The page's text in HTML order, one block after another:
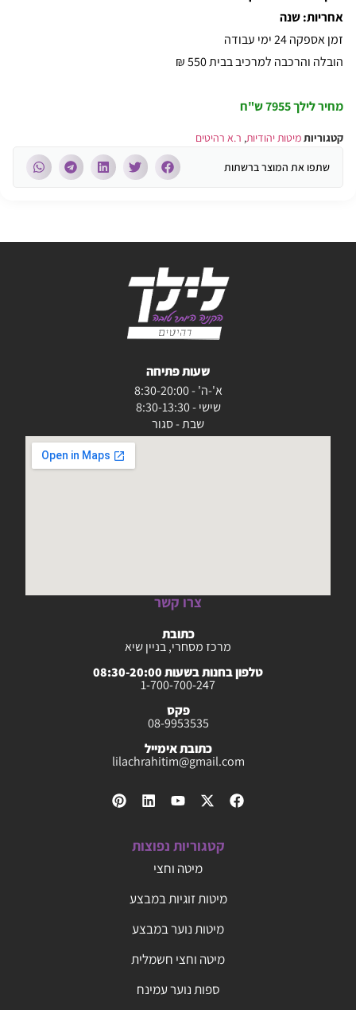
אחריות: שנה
זמן אספקה 24 ימי עבודה
הובלה והרכבה למרכיב בבית 550 ₪
מחיר לילך 7955 ש"ח
קטגוריותמיטות יהודיות, ר.א רהיטים
שתפו את המוצר ברשתות
שעות פתיחה
א'-ה' - 8:30-20:00
שישי - 8:30-13:30
שבת - סגור
צרו קשר
כתובת
מרכז מסחרי, בניין שיא
טלפון בחנות בשעות 08:30-20:00
1-700-700-247
פקס
08-9953535
כתובת אימייל
lilachrahitim@gmail.com
קטגוריות נפוצות
מיטה וחצי
מיטות זוגיות במבצע
מיטות נוער במבצע
מיטה וחצי חשמלית
ספות נוער עמינח